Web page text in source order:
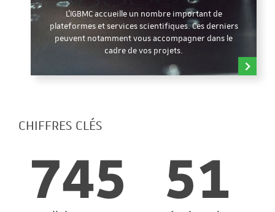
L'IGBMC accueille un nombre important de
plateformes et services scientifiques. Ces derniers
peuvent notamment vous accompagner dans le
cadre de vos projets.
CHIFFRES CLÉS
745 51